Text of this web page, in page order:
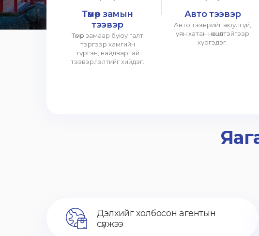
Төмөр замын
тээвэр
Төмөр замаар буюу галт
тэргээр хамгийн
түргэн, найдвартай
тээвэрлэлтийг хийдэг.
Авто тээвэр
Авто тээврийг аюулгүй,
уян хатан нөхцөлтэйгээр
хүргэдэг.
Дэлхийг холбосон агентын
сүлжээ